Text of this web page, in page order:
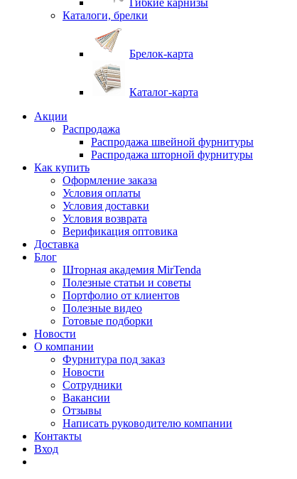
Гибкие карнизы
Каталоги, брелки
Брелок-карта
Каталог-карта
Акции
Распродажа
Распродажа швейной фурнитуры
Распродажа шторной фурнитуры
Как купить
Оформление заказа
Условия оплаты
Условия доставки
Условия возврата
Верификация оптовика
Доставка
Блог
Шторная академия MirTenda
Полезные статьи и советы
Портфолио от клиентов
Полезные видео
Готовые подборки
Новости
О компании
Фурнитура под заказ
Новости
Сотрудники
Вакансии
Отзывы
Написать руководителю компании
Контакты
Вход